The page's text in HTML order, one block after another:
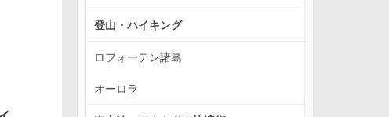
登山・ハイキング
ロフォーテン諸島
オーロラ